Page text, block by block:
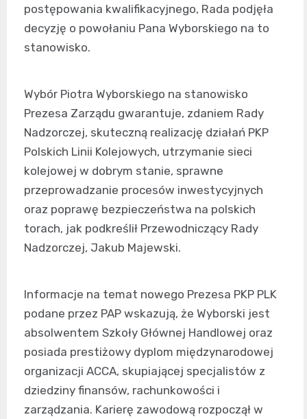
postępowania kwalifikacyjnego, Rada podjęła
decyzję o powołaniu Pana Wyborskiego na to
stanowisko.
Wybór Piotra Wyborskiego na stanowisko
Prezesa Zarządu gwarantuje, zdaniem Rady
Nadzorczej, skuteczną realizację działań PKP
Polskich Linii Kolejowych, utrzymanie sieci
kolejowej w dobrym stanie, sprawne
przeprowadzanie procesów inwestycyjnych
oraz poprawę bezpieczeństwa na polskich
torach, jak podkreślił Przewodniczący Rady
Nadzorczej, Jakub Majewski.
Informacje na temat nowego Prezesa PKP PLK
podane przez PAP wskazują, że Wyborski jest
absolwentem Szkoły Głównej Handlowej oraz
posiada prestiżowy dyplom międzynarodowej
organizacji ACCA, skupiającej specjalistów z
dziedziny finansów, rachunkowości i
zarządzania. Karierę zawodową rozpoczął w